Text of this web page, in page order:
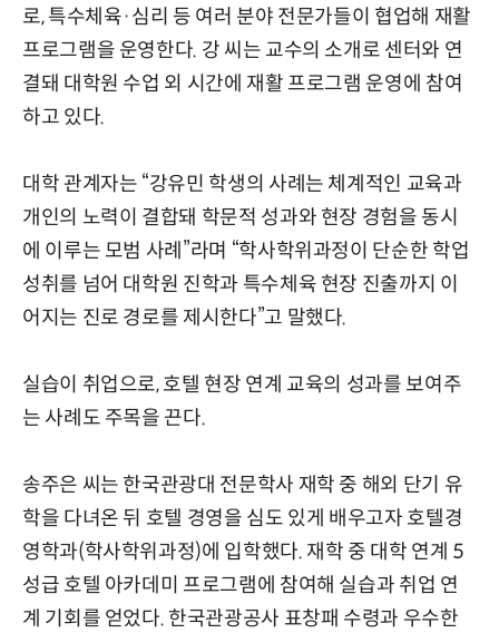
로, 특수체육·심리 등 여러 분야 전문가들이 협업해 재활
프로그램을 운영한다. 강 씨는 교수의 소개로 센터와 연
결돼 대학원 수업 외 시간에 재활 프로그램 운영에 참여
하고 있다.
대학 관계자는 “강유민 학생의 사례는 체계적인 교육과
개인의 노력이 결합돼 학문적 성과와 현장 경험을 동시
에 이루는 모범 사례”라며 “학사학위과정이 단순한 학업
성취를 넘어 대학원 진학과 특수체육 현장 진출까지 이
어지는 진로 경로를 제시한다”고 말했다.
실습이 취업으로, 호텔 현장 연계 교육의 성과를 보여주
는 사례도 주목을 끈다.
송주은 씨는 한국관광대 전문학사 재학 중 해외 단기 유
학을 다녀온 뒤 호텔 경영을 심도 있게 배우고자 호텔경
영학과(학사학위과정)에 입학했다. 재학 중 대학 연계 5
성급 호텔 아카데미 프로그램에 참여해 실습과 취업 연
계 기회를 얻었다. 한국관광공사 표창패 수령과 우수한